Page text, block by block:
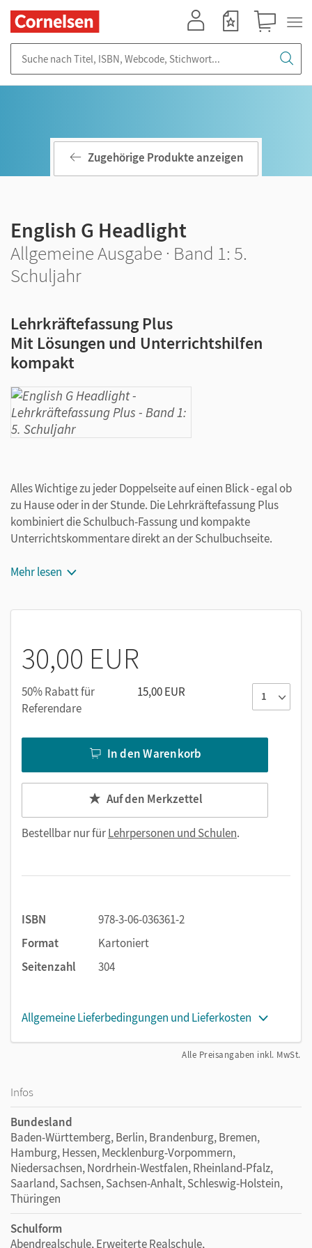
Zugehörige Produkte anzeigen
English G Headlight
Allgemeine Ausgabe · Band 1: 5.
Schuljahr
Lehrkräftefassung Plus
Mit Lösungen und Unterrichtshilfen
kompakt
Alles Wichtige zu jeder Doppelseite auf einen Blick - egal ob
zu Hause oder in der Stunde. Die Lehrkräftefassung Plus
kombiniert die Schulbuch-Fassung und kompakte
Unterrichtskommentare direkt an der Schulbuchseite.
Mit Lösungen an der Aufgabe bzw. Musterlösungen im
Mehr lesen
30,00 EUR
50% Rabatt für
Referendare
15,00 EUR
In den Warenkorb
Auf den Merkzettel
Bestellbar nur fürLehrpersonen und Schulen.
ISBN
978-3-06-036361-2
Format
Kartoniert
Seitenzahl
304
Allgemeine Lieferbedingungen und Lieferkosten
Alle Preisangaben inkl. MwSt.
Infos
Bundesland
Baden-Württemberg, Berlin, Brandenburg, Bremen,
Hamburg, Hessen, Mecklenburg-Vorpommern,
Niedersachsen, Nordrhein-Westfalen, Rheinland-Pfalz,
Saarland, Sachsen, Sachsen-Anhalt, Schleswig-Holstein,
Thüringen
Schulform
Abendrealschule, Erweiterte Realschule,